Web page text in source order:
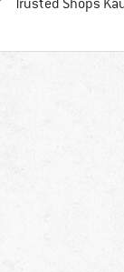
Trusted Shops